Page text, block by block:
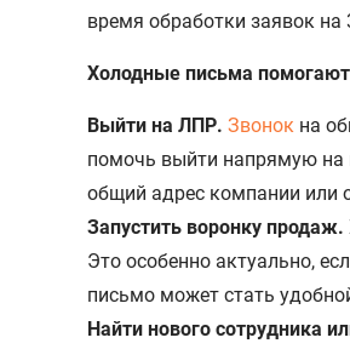
время обработки заявок на
Холодные письма
Выйти на ЛПР. Звонок на
помочь выйти напрямую на
общий адрес компании или
Запустить воронку продаж.
Это особенно актуально,
письмо может стать
Найти нового сотрудника